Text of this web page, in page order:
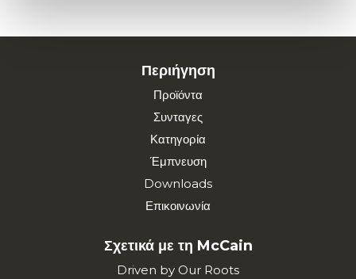
Περιήγηση
Προϊόντα
Συνταγες
Κατηγορία
Έμπνευση
Downloads
Επικοινωνία
Σχετικά με τη McCain
Driven by Our Roots